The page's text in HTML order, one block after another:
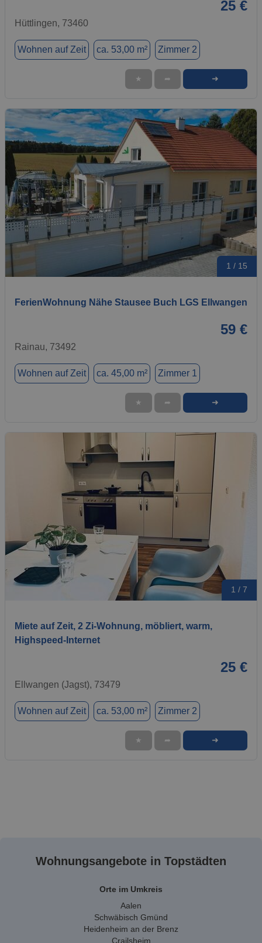
25 €
Hüttlingen, 73460
Wohnen auf Zeit ca. 53,00 m² Zimmer 2
★ ➦ ➜
1 / 15
FerienWohnung Nähe Stausee Buch LGS Ellwangen
59 €
Rainau, 73492
Wohnen auf Zeit ca. 45,00 m² Zimmer 1
★ ➦ ➜
1 / 7
Miete auf Zeit, 2 Zi-Wohnung, möbliert, warm,
Highspeed-Internet
25 €
Ellwangen (Jagst), 73479
Wohnen auf Zeit ca. 53,00 m² Zimmer 2
★ ➦ ➜
Wohnungsangebote in Topstädten
Orte im Umkreis
Aalen
Schwäbisch Gmünd
Heidenheim an der Brenz
Crailsheim